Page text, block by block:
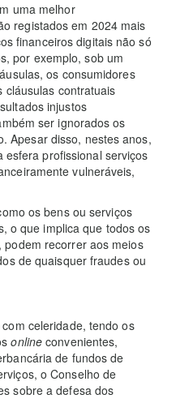
uma melhor
registados em 2024 mais
financeiros digitais não só
por exemplo, sob um
os consumidores
cláusulas contratuais
injustos
ser ignorados os
Apesar disso, nestes anos,
profissional serviços
vulneráveis,
os bens ou serviços
o que implica que todos os
recorrer aos meios
de quaisquer fraudes ou
celeridade, tendo os
online convenientes,
de fundos de
o Conselho de
sobre a defesa dos